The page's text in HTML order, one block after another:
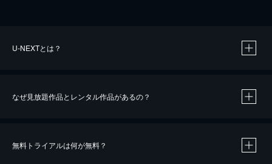
U-NEXTとは？
なぜ見放題作品とレンタル作品があるの？
無料トライアルは何が無料？